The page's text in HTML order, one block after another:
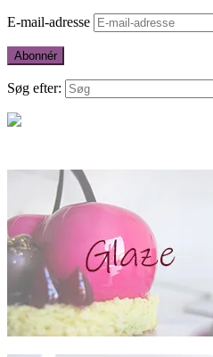
E-mail-adresse
Abonnér
Søg efter: